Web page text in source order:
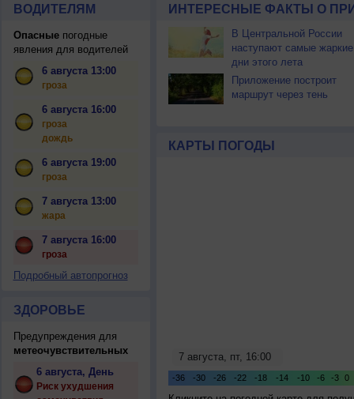
ВОДИТЕЛЯМ
Опасныепогодные
явления для водителей
6 августа 13:00
гроза
6 августа 16:00
гроза
дождь
6 августа 19:00
гроза
7 августа 13:00
жара
7 августа 16:00
гроза
Подробный автопрогноз
ЗДОРОВЬЕ
Предупреждения для
метеочувствительных
6 августа, День
Риск ухудшения
ИНТЕРЕСНЫЕ ФАКТЫ О
В Центральной России
наступают самые жаркие
дни этого лета
Приложение построит
маршрут через тень
КАРТЫ ПОГОДЫ